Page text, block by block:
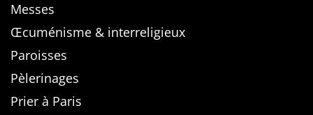
Messes
Œcuménisme & interreligieux
Paroisses
Pèlerinages
Prier à Paris